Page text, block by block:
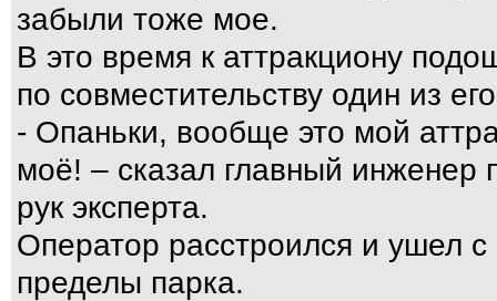
забыли тоже мое.
В это время к аттракциону
по совместительству один из
- Опаньки, вообще это мой
моё! – сказал главный инженер
рук эксперта.
Оператор расстроился и ушел с
пределы парка.